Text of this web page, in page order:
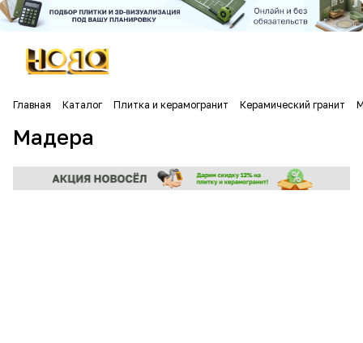
Главная Каталог Плитка и керамогранит Керамический гранит
Мадера